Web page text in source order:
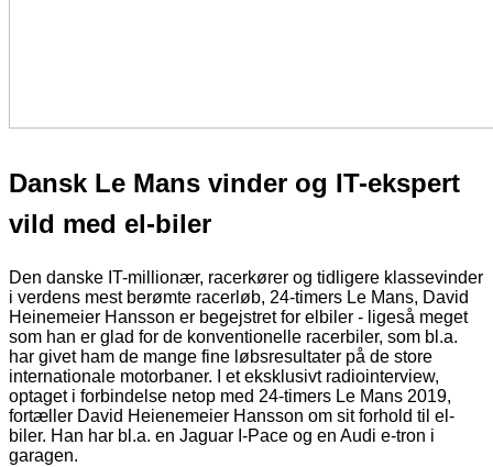
Dansk Le Mans vinder og IT-ekspert
vild med el-biler
Den danske IT-millionær, racerkører og tidligere klassevinder
i verdens mest berømte racerløb, 24-timers Le Mans, David
Heinemeier Hansson er begejstret for elbiler - ligeså meget
som han er glad for de konventionelle racerbiler, som bl.a.
har givet ham de mange fine løbsresultater på de store
internationale motorbaner. I et eksklusivt radiointerview,
optaget i forbindelse netop med 24-timers Le Mans 2019,
fortæller David Heienemeier Hansson om sit forhold til el-
biler. Han har bl.a. en Jaguar I-Pace og en Audi e-tron i
garagen.